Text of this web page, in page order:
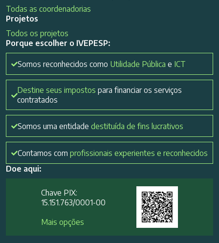
Todas as coordenadorias
Projetos
Todos os projetos
Porque escolher o IVEPESP:
Somos reconhecidos como Utilidade Pública e ICT
Destine seus impostos para financiar os serviços
contratados
Somos uma entidade destituída de fins lucrativos
Contamos com profissionais experientes e reconhecidos
Doe aqui:
Chave PIX:
15.151.763/0001-00​
Mais opções